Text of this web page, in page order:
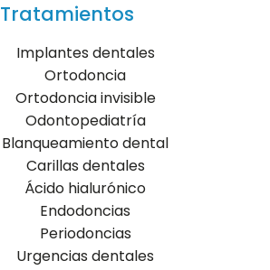
Tratamientos
Implantes dentales
Ortodoncia
Ortodoncia invisible
Odontopediatría
Blanqueamiento dental
Carillas dentales
Ácido hialurónico
Endodoncias
Periodoncias
Urgencias dentales